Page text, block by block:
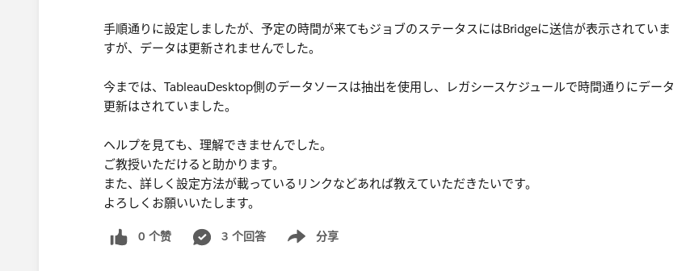
手順通りに設定しましたが、予定の時間が来てもジョブのステータスにはBridgeに送信が表示されていま
すが、データは更新されませんでした。
今までは、TableauDesktop側のデータソースは抽出を使用し、レガシースケジュールで時間通りにデータ
更新はされていました。
ヘルプを見ても、理解できませんでした。
ご教授いただけると助かります。
また、詳しく設定方法が載っているリンクなどあれば教えていただきたいです。
よろしくお願いいたします。
0 个赞 3 个回答 分享
Show menu